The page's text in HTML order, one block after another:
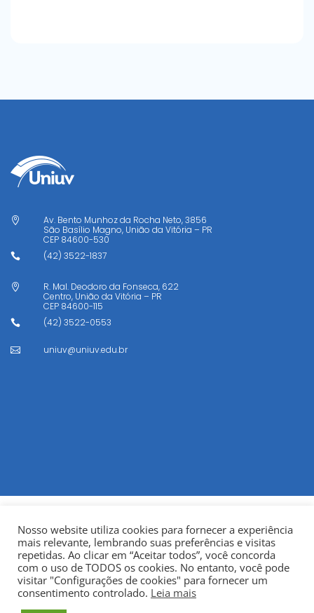

Av. Bento Munhoz da Rocha Neto, 3856
São Basílio Magno, União da Vitória – PR
CEP 84600-530
 (42) 3522-1837

R. Mal. Deodoro da Fonseca, 622
Centro, União da Vitória – PR
CEP 84600-115
 (42) 3522-0553
 uniuv@uniuv.edu.br
© Copyright 2022Fundação Municipal Centro Universitário
da Cidade de União da Vitória – UNIUV
Nosso website utiliza cookies para fornecer a experiência
mais relevante, lembrando suas preferências e visitas
repetidas. Ao clicar em “Aceitar todos”, você concorda
com o uso de TODOS os cookies. No entanto, você pode
visitar "Configurações de cookies" para fornecer um
consentimento controlado. Leia mais